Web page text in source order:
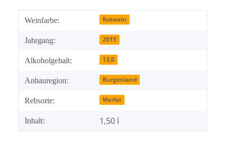
Produkteigenschaft
Wert
Weinfarbe: Rotwein
Jahrgang: 2015
Alkoholgehalt: 13,0
Anbauregion: Burgenland
Rebsorte: Merlot
Inhalt: 1,50 l